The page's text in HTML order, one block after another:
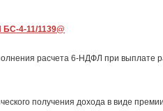
4-11/1139@
расчета 6-НДФЛ при выплате
получения дохода в виде